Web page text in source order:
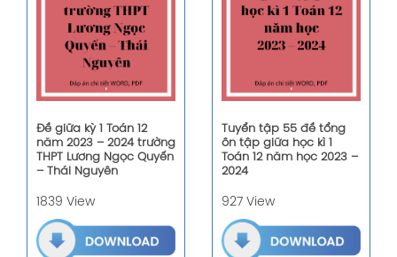
Đề giữa kỳ 1 Toán 12
năm 2023 – 2024 trường
THPT Lương Ngọc Quyến
– Thái Nguyên
1839 View
Tuyển tập 55 đề tổng
ôn tập giữa học kì 1
Toán 12 năm học 2023 –
2024
927 View